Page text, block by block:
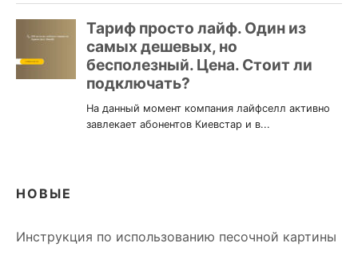
НОВЫЕ
Инструкция по использованию песочной картины